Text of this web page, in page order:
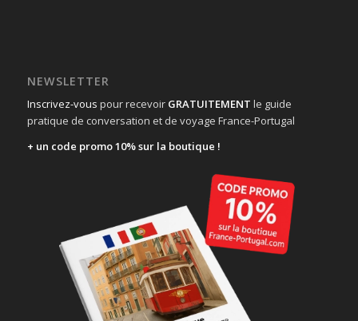
NEWSLETTER
Inscrivez-vous pour recevoir GRATUITEMENT le guide
pratique de conversation et de voyage France-Portugal
+ un code promo 10% sur la boutique !